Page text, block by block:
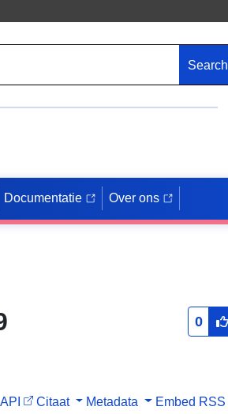
Search
Documentatie Over ons
0
API Citaat Metadata Embed RSS